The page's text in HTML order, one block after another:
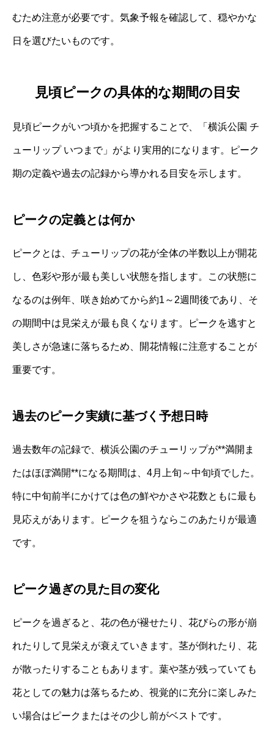
むため注意が必要です。気象予報を確認して、穏やかな
日を選びたいものです。
見頃ピークの具体的な期間の目安
見頃ピークがいつ頃かを把握することで、「横浜公園 チ
ューリップ いつまで」がより実用的になります。ピーク
期の定義や過去の記録から導かれる目安を示します。
ピークの定義とは何か
ピークとは、チューリップの花が全体の半数以上が開花
し、色彩や形が最も美しい状態を指します。この状態に
なるのは例年、咲き始めてから約1～2週間後であり、そ
の期間中は見栄えが最も良くなります。ピークを逃すと
美しさが急速に落ちるため、開花情報に注意することが
重要です。
過去のピーク実績に基づく予想日時
過去数年の記録で、横浜公園のチューリップが**満開ま
たはほぼ満開**になる期間は、4月上旬～中旬頃でした。
特に中旬前半にかけては色の鮮やかさや花数ともに最も
見応えがあります。ピークを狙うならこのあたりが最適
です。
ピーク過ぎの見た目の変化
ピークを過ぎると、花の色が褪せたり、花びらの形が崩
れたりして見栄えが衰えていきます。茎が倒れたり、花
が散ったりすることもあります。葉や茎が残っていても
花としての魅力は落ちるため、視覚的に充分に楽しみた
い場合はピークまたはその少し前がベストです。